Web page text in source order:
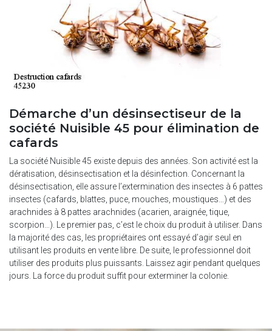
Démarche d’un désinsectiseur de la
société Nuisible 45 pour élimination de
cafards
La société Nuisible 45 existe depuis des années. Son activité est la
dératisation, désinsectisation et la désinfection. Concernant la
désinsectisation, elle assure l’extermination des insectes à 6 pattes
insectes (cafards, blattes, puce, mouches, moustiques…) et des
arachnides à 8 pattes arachnides (acarien, araignée, tique,
scorpion…). Le premier pas, c’est le choix du produit à utiliser. Dans
la majorité des cas, les propriétaires ont essayé d’agir seul en
utilisant les produits en vente libre. De suite, le professionnel doit
utiliser des produits plus puissants. Laissez agir pendant quelques
jours. La force du produit suffit pour exterminer la colonie.